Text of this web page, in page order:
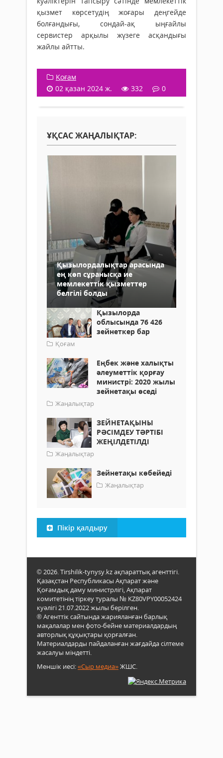
қызмет көрсетудің жоғары деңгейде
болғандығы, сондай-ақ ыңғайлы
сервистер арқылы жүзеге асқандығы
жайлы айтты.
Қоғам
02 қазан 2024 ж.
332 0
ҰҚСАС ЖАҢАЛЫҚТАР:
Қызылордалықтар арасында
ең көп сұранысқа ие
мемлекеттік қызметтер
белгілі болды
Қызылорда
облысында 76 426
зейнеткер бар
Қоғам
Еңбек және халықты
әлеуметтік қорғау
министрі: 2020 жылы
зейнетақы өседі
Жаңалықтар
ЗЕЙНЕТАҚЫНЫ
РӘСІМДЕУ ТӘРТІБІ
ЖЕҢІЛДЕТІЛДІ
Жаңалықтар
Зейнетақы көбейеді
Жаңалықтар
Пікір қалдыру
© 2026. Tirshilik-tynysy.kz ақпараттық агенттігі.
Қазақстан Республикасы Ақпарат және
Қоғамдық даму министрлігі, Ақпарат
комитетінің тіркеу туралы № KZ80VPY00052424
куәлігі 21.07.2022 жылы берілген.
® Агенттік сайтында жарияланған барлық
мақалалар мен фото-бейне материалдардың
авторлық құқықтары қорғалған.
Материалдарды пайдаланған жағдайда сілтеме
жасалуы міндетті.
Меншік иесі:«Сыр медиа»ЖШС.